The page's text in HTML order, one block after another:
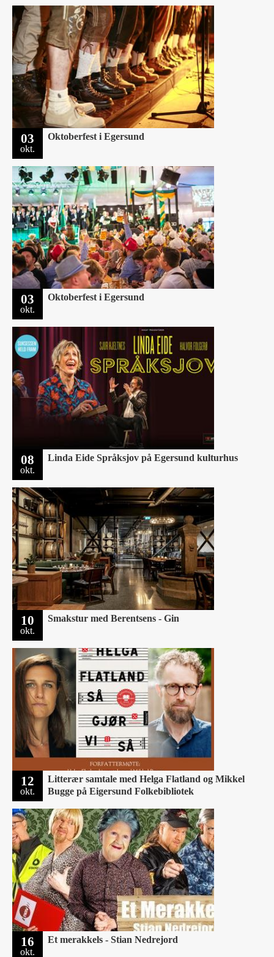
03
okt.
Oktoberfest i Egersund
03
okt.
Oktoberfest i Egersund
08
okt.
Linda Eide Språksjov på Egersund kulturhus
10
okt.
Smakstur med Berentsens - Gin
12
okt.
Litterær samtale med Helga Flatland og Mikkel
Bugge på Eigersund Folkebibliotek
16
okt.
Et merakkels - Stian Nedrejord